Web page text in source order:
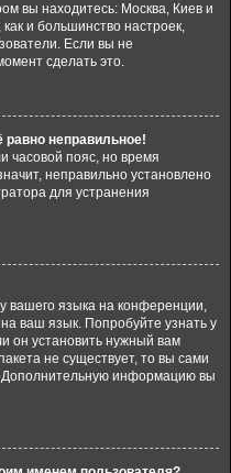
вы находитесь: Москва, Киев и
и большинство настроек,
Если вы не
сделать это.
равно неправильное!
часовой пояс, но время
неправильно установлено
для устранения
вашего языка на конференции,
ваш язык. Попробуйте узнать у
он установить нужный вам
не существует, то вы сами
Дополнительную информацию вы